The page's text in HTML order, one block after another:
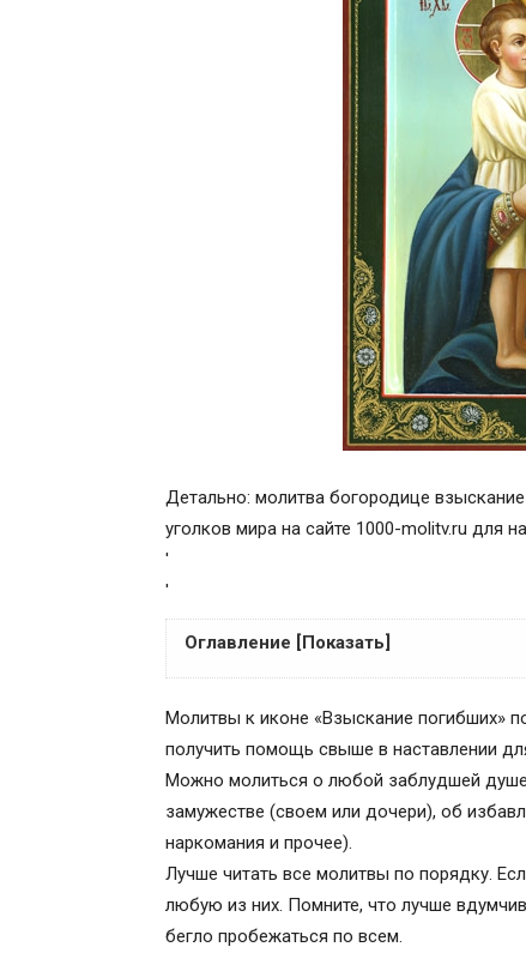
Детально: молитва богородице
уголков мира на сайте 1000-molitv.ru для
'
'
Оглавление [Показать]
Молитва третья
Песнь 3
Седален, глас 2
Песнь 6
Молитвы к иконе «Взыскание погибших»
получить помощь свыше в наставлении
Можно молиться о любой заблудшей
замужестве (своем или дочери), об
наркомания и прочее).
Лучше читать все молитвы по порядку.
любую из них. Помните, что лучше
бегло пробежаться по всем.